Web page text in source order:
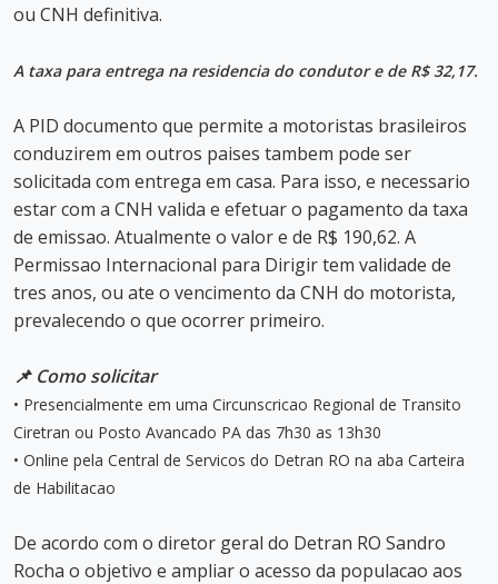
ou CNH definitiva.
A taxa para entrega na residencia do condutor e de R$ 32,17.
A PID documento que permite a motoristas brasileiros
conduzirem em outros paises tambem pode ser
solicitada com entrega em casa. Para isso, e necessario
estar com a CNH valida e efetuar o pagamento da taxa
de emissao. Atualmente o valor e de R$ 190,62. A
Permissao Internacional para Dirigir tem validade de
tres anos, ou ate o vencimento da CNH do motorista,
prevalecendo o que ocorrer primeiro.
📌 Como solicitar
• Presencialmente em uma Circunscricao Regional de Transito
Ciretran ou Posto Avancado PA das 7h30 as 13h30
• Online pela Central de Servicos do Detran RO na aba Carteira
de Habilitacao
De acordo com o diretor geral do Detran RO Sandro
Rocha o objetivo e ampliar o acesso da populacao aos